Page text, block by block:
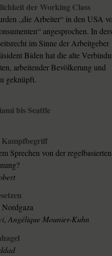
der Working Class
„die Arbeiter“ in den USA
angesprochen. In
im Sinne der Arbeitgeber
Biden hat die alte
arbeitender Bevölkerung und
geknüpft.
bis Seattle
Kampfbegriff
von der regelbasierten
besetzen
,Angélique Mounier-Kuhn